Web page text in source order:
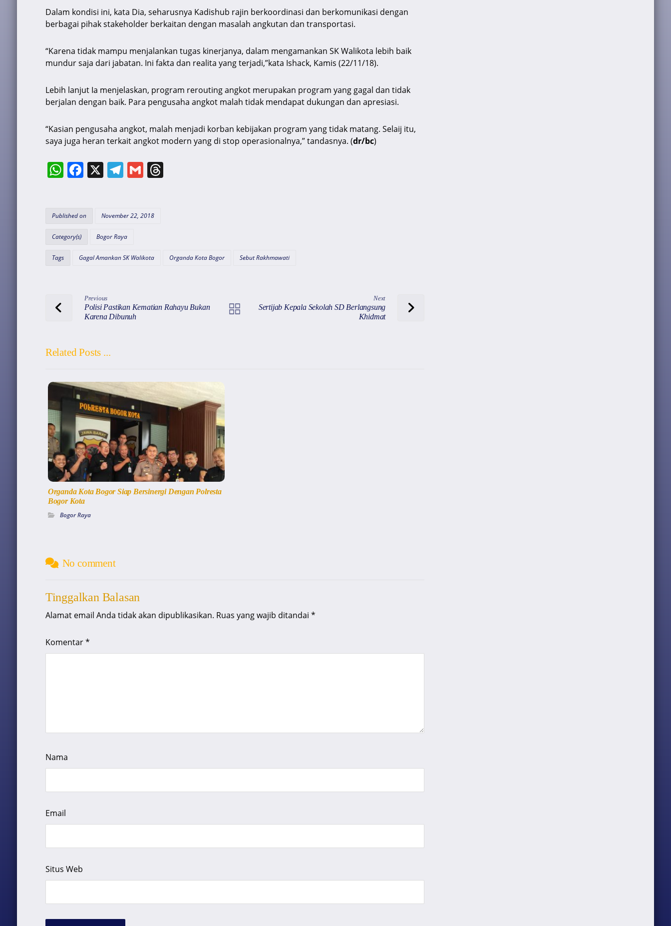
Dalam kondisi ini, kata Dia, seharusnya Kadishub rajin berkoordinasi dan berkomunikasi dengan
berbagai pihak stakeholder berkaitan dengan masalah angkutan dan transportasi.
“Karena tidak mampu menjalankan tugas kinerjanya, dalam mengamankan SK Walikota lebih baik
mundur saja dari jabatan. Ini fakta dan realita yang terjadi,”kata Ishack, Kamis (22/11/18).
Lebih lanjut Ia menjelaskan, program rerouting angkot merupakan program yang gagal dan tidak
berjalan dengan baik. Para pengusaha angkot malah tidak mendapat dukungan dan apresiasi.
“Kasian pengusaha angkot, malah menjadi korban kebijakan program yang tidak matang. Selaij itu,
saya juga heran terkait angkot modern yang di stop operasionalnya,” tandasnya. (dr/bc)
W
s
A
p
F
e
o
X T
gr
a
m
G
l
T
Published on November 22, 2018
Category(s) Bogor Raya
Tags Gagal Amankan SK Walikota Organda Kota Bogor Sebut Rakhmawati
Previous
Polisi Pastikan Kematian Rahayu Bukan
Karena Dibunuh
Next
Sertijab Kepala Sekolah SD Berlangsung
Khidmat
Related Posts ...
Organda Kota Bogor Siap Bersinergi Dengan Polresta
Bogor Kota
Bogor Raya
No comment
Tinggalkan Balasan
Alamat email Anda tidak akan dipublikasikan. Ruas yang wajib ditandai *
Komentar*
Nama
Email
Situs Web